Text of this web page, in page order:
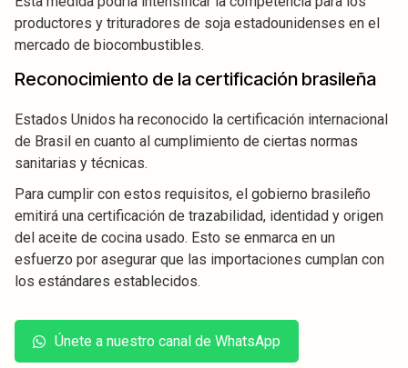
productores y trituradores de soja estadounidenses en el
mercado de biocombustibles.
Reconocimiento de la certificación brasileña
Estados Unidos ha reconocido la certificación internacional
de Brasil en cuanto al cumplimiento de ciertas normas
sanitarias y técnicas.
Para cumplir con estos requisitos, el gobierno brasileño
emitirá una certificación de trazabilidad, identidad y origen
del aceite de cocina usado. Esto se enmarca en un
esfuerzo por asegurar que las importaciones cumplan con
los estándares establecidos.
Únete a nuestro canal de WhatsApp